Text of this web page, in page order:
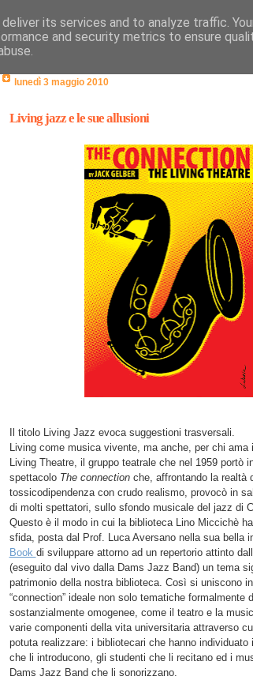
lunedì 3 maggio 2010
Living jazz e le sue allusioni
Il titolo Living Jazz evoca suggestioni trasversali.
Living come musica vivente, ma anche, per chi ama
Living Theatre, il gruppo teatrale che nel 1959 portò
spettacolo The connectionche, affrontando la realtà
tossicodipendenza con crudo realismo, provocò in
di molti spettatori, sullo sfondo musicale del jazz di
Questo è il modo in cui la biblioteca Lino Miccichè
sfida, posta dal Prof. Luca Aversano nella sua bella
Book di sviluppare attorno ad un repertorio attinto
(eseguito dal vivo dalla Dams Jazz Band) un tema
patrimonio della nostra biblioteca. Così si uniscono
“connection” ideale non solo tematiche formalmente
sostanzialmente omogenee, come il teatro e la
varie componenti della vita universitaria attraverso
potuta realizzare: i bibliotecari che hanno individuato
che li introducono, gli studenti che li recitano ed i
Dams Jazz Band che li sonorizzano.
its services and to analyze traffic.
and security metrics to ensure